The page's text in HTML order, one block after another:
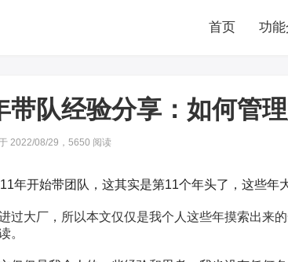
首页 功
带队经验分享：如何管
2022/08/29， 5650 阅读
年开始带团队，这其实是第11个年头了，这些年
过大厂，所以本文仅仅是我个人这些年摸索出来
。